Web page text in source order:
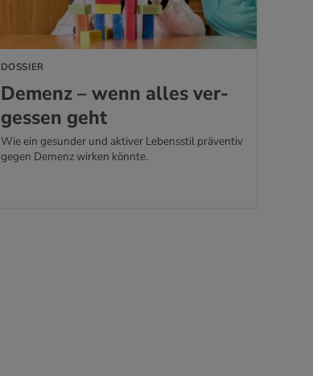
DOSSIER
De­menz – wenn alles ver­
ges­sen geht
Wie ein gesunder und aktiver Lebensstil präventiv
gegen Demenz wirken könnte.